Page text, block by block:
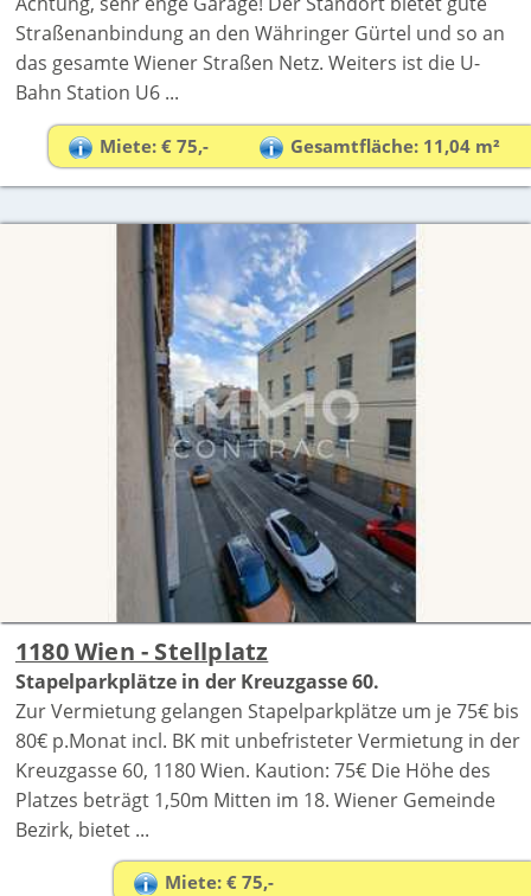
Straßenanbindung an den Währinger Gürtel und so an
das gesamte Wiener Straßen Netz. Weiters ist die U-
Bahn Station U6 ...
Miete: € 75,- Gesamtfläche: 11,04 m²
1180 Wien - Stellplatz
Stapelparkplätze in der Kreuzgasse 60.
Zur Vermietung gelangen Stapelparkplätze um je 75€ bis
80€ p.Monat incl. BK mit unbefristeter Vermietung in der
Kreuzgasse 60, 1180 Wien. Kaution: 75€ Die Höhe des
Platzes beträgt 1,50m Mitten im 18. Wiener Gemeinde
Bezirk, bietet ...
Miete: € 75,-